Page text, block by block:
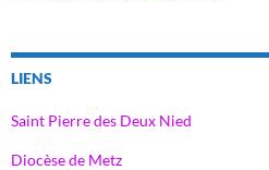
LIENS
Saint Pierre des Deux Nied
Diocèse de Metz